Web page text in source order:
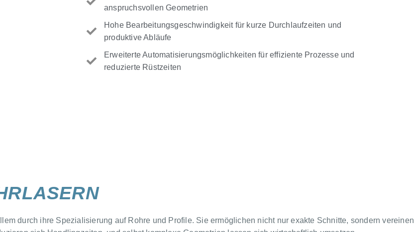
anspruchsvollen Geometrien
Hohe Bearbeitungsgeschwindigkeit für kurze Durchlaufzeiten und
produktive Abläufe
Erweiterte Automatisierungsmöglichkeiten für effiziente Prozesse und
reduzierte Rüstzeiten
durch ihre Spezialisierung auf Rohre und Profile. Sie ermöglichen nicht nur exakte Schnitte, sondern vereinen